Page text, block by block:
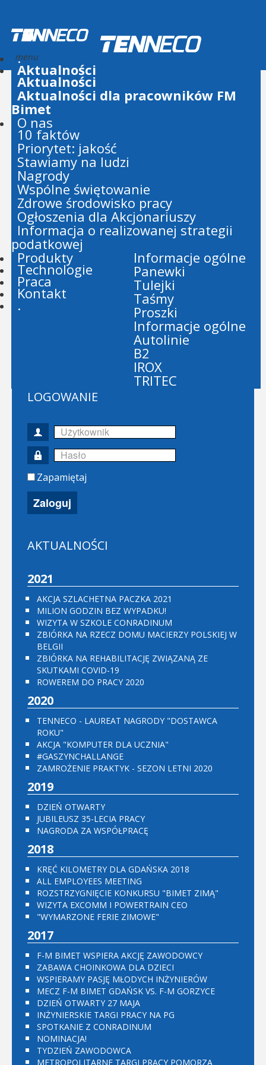
.
Aktualności
Aktualności
Aktualności dla pracowników FM
Bimet
O nas
10 faktów
Priorytet: jakość
Stawiamy na ludzi
Nagrody
Wspólne świętowanie
Zdrowe środowisko pracy
Ogłoszenia dla Akcjonariuszy
Informacja o realizowanej strategii
podatkowej
Produkty Informacje ogólne
Panewki
Tulejki
Taśmy
Proszki
Technologie
Informacje ogólne
Autolinie
B2
IROX
TRITEC
Praca
Kontakt
.
LOGOWANIE
Użytkownik
Hasło
Zapamiętaj
Zaloguj
AKTUALNOŚCI
2021
AKCJA SZLACHETNA PACZKA 2021
MILION GODZIN BEZ WYPADKU!
WIZYTA W SZKOLE CONRADINUM
ZBIÓRKA NA RZECZ DOMU MACIERZY POLSKIEJ W
BELGII
ZBIÓRKA NA REHABILITACJĘ ZWIĄZANĄ ZE
SKUTKAMI COVID-19
ROWEREM DO PRACY 2020
2020
TENNECO - LAUREAT NAGRODY "DOSTAWCA
ROKU"
AKCJA "KOMPUTER DLA UCZNIA"
#GASZYNCHALLANGE
ZAMROŻENIE PRAKTYK - SEZON LETNI 2020
2019
DZIEŃ OTWARTY
JUBILEUSZ 35-LECIA PRACY
NAGRODA ZA WSPÓŁPRACĘ
2018
KRĘĆ KILOMETRY DLA GDAŃSKA 2018
ALL EMPLOYEES MEETING
ROZSTRZYGNIĘCIE KONKURSU "BIMET ZIMĄ"
WIZYTA EXCOMM I POWERTRAIN CEO
"WYMARZONE FERIE ZIMOWE"
2017
F-M BIMET WSPIERA AKCJĘ ZAWODOWCY
ZABAWA CHOINKOWA DLA DZIECI
WSPIERAMY PASJĘ MŁODYCH INŻYNIERÓW
MECZ F-M BIMET GDAŃSK VS. F-M GORZYCE
DZIEŃ OTWARTY 27 MAJA
INŻYNIERSKIE TARGI PRACY NA PG
SPOTKANIE Z CONRADINUM
NOMINACJA!
TYDZIEŃ ZAWODOWCA
METROPOLITARNE TARGI PRACY POMORZA